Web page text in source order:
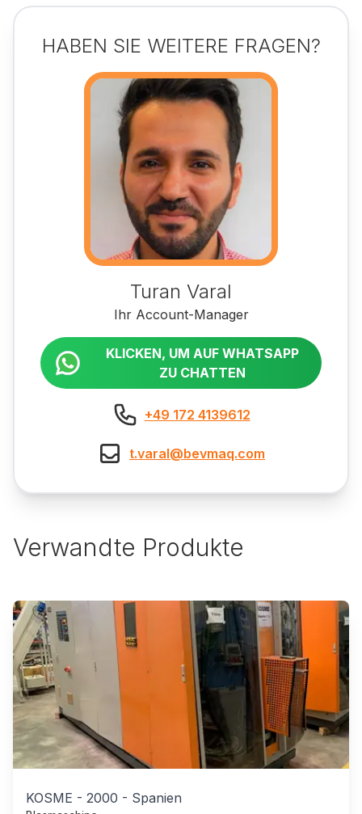
HABEN SIE WEITERE FRAGEN?
Turan Varal
Ihr Account-Manager
KLICKEN, UM AUF WHATSAPP
ZU CHATTEN
+49 172 4139612
t.varal@bevmaq.com
Verwandte Produkte
KOSME - 2000 - Spanien